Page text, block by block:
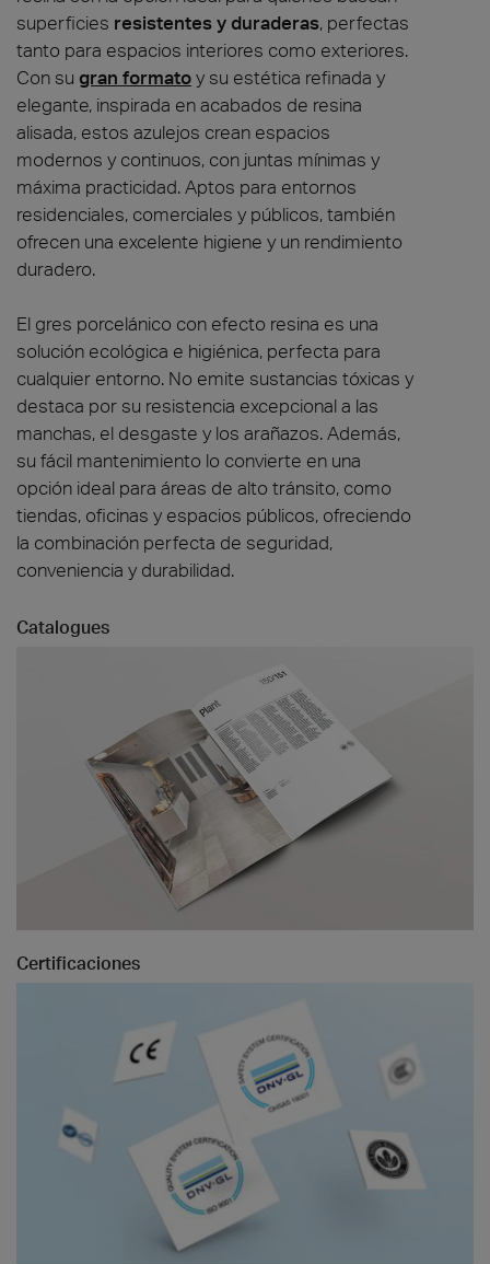
superficies resistentes y duraderas, perfectas
tanto para espacios interiores como exteriores.
Con su gran formatoy su estética refinada y
elegante, inspirada en acabados de resina
alisada, estos azulejos crean espacios
modernos y continuos, con juntas mínimas y
máxima practicidad. Aptos para entornos
residenciales, comerciales y públicos, también
ofrecen una excelente higiene y un rendimiento
duradero.
El gres porcelánico con efecto resina es una
solución ecológica e higiénica, perfecta para
cualquier entorno. No emite sustancias tóxicas y
destaca por su resistencia excepcional a las
manchas, el desgaste y los arañazos. Además,
su fácil mantenimiento lo convierte en una
opción ideal para áreas de alto tránsito, como
tiendas, oficinas y espacios públicos, ofreciendo
la combinación perfecta de seguridad,
conveniencia y durabilidad.
Catalogues
Certificaciones